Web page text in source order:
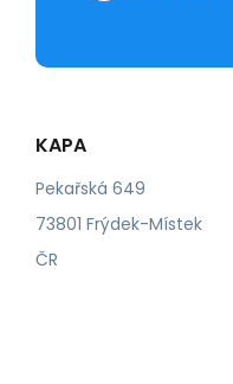
KAPA
Pekařská 649
73801 Frýdek-Místek
ČR